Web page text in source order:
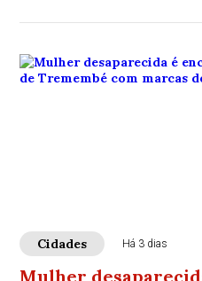
Cidades Há 3 dias
Mulher